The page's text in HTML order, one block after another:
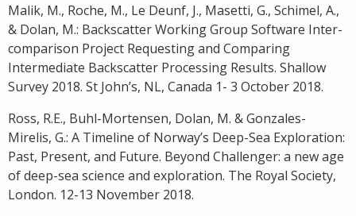
Malik, M., Roche, M., Le Deunf, J., Masetti, G., Schimel, A.,
& Dolan, M.: Backscatter Working Group Software Inter-
comparison Project Requesting and Comparing
Intermediate Backscatter Processing Results. Shallow
Survey 2018. St John’s, NL, Canada 1- 3 October 2018.
Ross, R.E., Buhl-Mortensen, Dolan, M. & Gonzales-
Mirelis, G.: A Timeline of Norway’s Deep-Sea Exploration:
Past, Present, and Future. Beyond Challenger: a new age
of deep-sea science and exploration. The Royal Society,
London. 12-13 November 2018.